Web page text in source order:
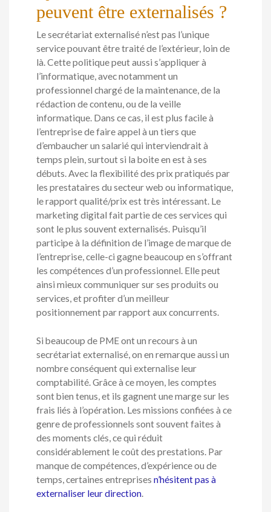
peuvent être externalisés ?
Le secrétariat externalisé n’est pas l’unique
service pouvant être traité de l’extérieur, loin de
là. Cette politique peut aussi s’appliquer à
l’informatique, avec notamment un
professionnel chargé de la maintenance, de la
rédaction de contenu, ou de la veille
informatique. Dans ce cas, il est plus facile à
l’entreprise de faire appel à un tiers que
d’embaucher un salarié qui interviendrait à
temps plein, surtout si la boite en est à ses
débuts. Avec la flexibilité des prix pratiqués par
les prestataires du secteur web ou informatique,
le rapport qualité/prix est très intéressant. Le
marketing digital fait partie de ces services qui
sont le plus souvent externalisés. Puisqu’il
participe à la définition de l’image de marque de
l’entreprise, celle-ci gagne beaucoup en s’offrant
les compétences d’un professionnel. Elle peut
ainsi mieux communiquer sur ses produits ou
services, et profiter d’un meilleur
positionnement par rapport aux concurrents.
Si beaucoup de PME ont un recours à un
secrétariat externalisé, on en remarque aussi un
nombre conséquent qui externalise leur
comptabilité. Grâce à ce moyen, les comptes
sont bien tenus, et ils gagnent une marge sur les
frais liés à l’opération. Les missions confiées à ce
genre de professionnels sont souvent faites à
des moments clés, ce qui réduit
considérablement le coût des prestations. Par
manque de compétences, d’expérience ou de
temps, certaines entreprises n’hésitent pas à
externaliser leur direction.